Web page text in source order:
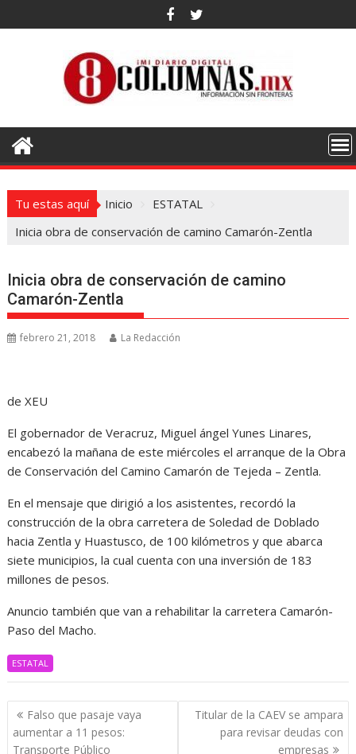
al
Tu estas aquí Inicio
ESTATAL
Inicia obra de conservación de camino Camarón-Zentla
Inicia obra de conservación de camino
Camarón-Zentla
febrero 21, 2018 La Redacción
de XEU
El gobernador de Veracruz, Miguel ángel Yunes Linares,
encabezó la mañana de este miércoles el arranque de la Obra
de Conservación del Camino Camarón de Tejeda – Zentla.
En el mensaje que dirigió a los asistentes, recordó la
construcción de la obra carretera de Soledad de Doblado
hacia Zentla y Huastusco, de 100 kilómetros y que abarca
siete municipios, la cual cuenta con una inversión de 183
millones de pesos.
Anuncio también que van a rehabilitar la carretera Camarón-
Paso del Macho.
ESTATAL
Navegación
de
Falso que pasaje vaya
aumentar a 11 pesos:
Transporte Público
Titular de la CAEV se ampara
para revisar deudas con
empresas